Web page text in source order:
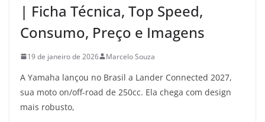
| Ficha Técnica, Top Speed,
Consumo, Preço e Imagens
19 de janeiro de 2026 Marcelo Souza
A Yamaha lançou no Brasil a Lander Connected 2027,
sua moto on/off-road de 250cc. Ela chega com design
mais robusto,